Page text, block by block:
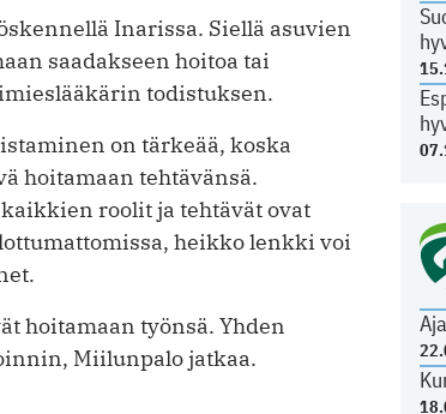
Inarissa. Siellä asuvien
saadakseen hoitoa tai
todistuksen.
on tärkeää, koska
hoitamaan tehtävänsä.
roolit ja tehtävät ovat
heikko lenkki voi
hoitamaan työnsä. Yhden
Miilunpalo jatkaa.